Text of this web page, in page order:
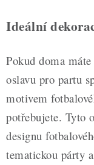
Hodnocení obchodu
Podmínky ochrany
Ideální
Pokud doma
oslavu pro partu
motivem
potřebujete. Tyto
designu
tematickou párty